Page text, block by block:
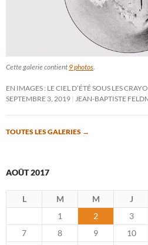
Cette galerie contient 9 photos.
EN IMAGES : LE CIEL D’ÉTÉ SOUS LES
SEPTEMBRE 3, 2019 JEAN-BAPTISTE
TOUTES LES GALERIES →
AOÛT 2017
L M M J
1
2 3
7
8 9 10